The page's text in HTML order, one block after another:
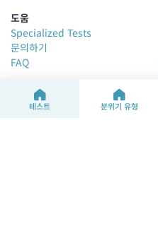
도움
Specialized Tests
문의하기
FAQ
테스트 분위기 유형